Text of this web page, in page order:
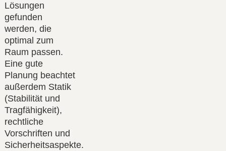
Lösungen
gefunden
werden, die
optimal zum
Raum passen.
Eine gute
Planung beachtet
außerdem Statik
(Stabilität und
Tragfähigkeit),
rechtliche
Vorschriften und
Sicherheitsaspekte.